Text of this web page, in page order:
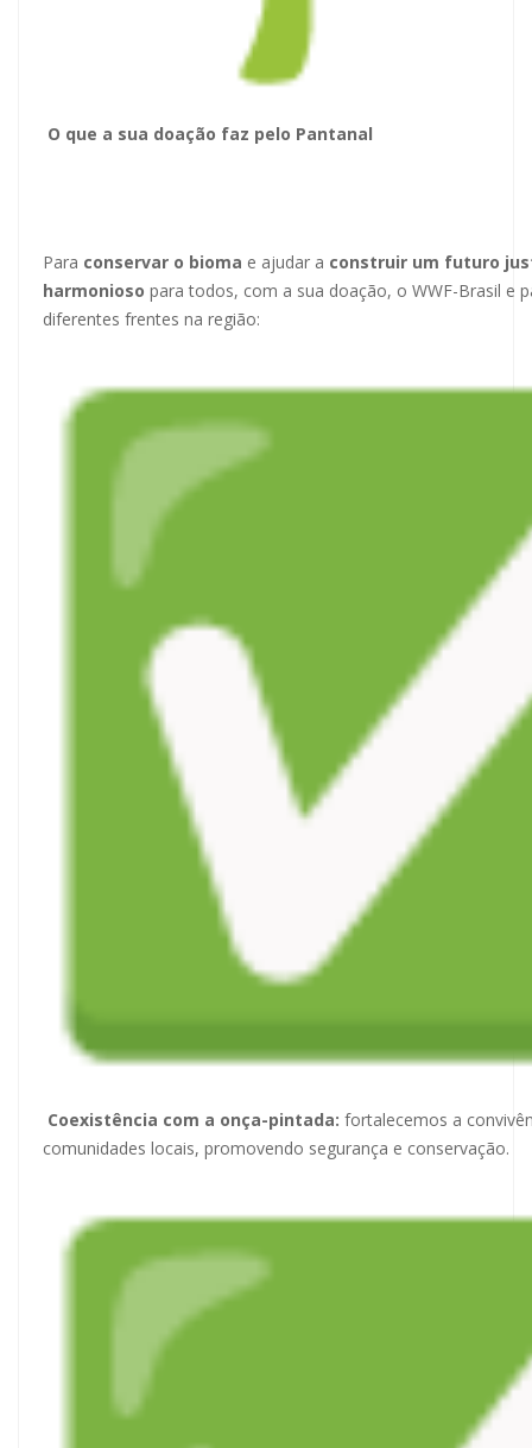
O que a sua doação faz pelo Pantanal
Para conservar o bioma e ajudar a construir um futuro
harmonioso para todos, com a sua doação, o WWF-Brasil e
diferentes frentes na região:
Coexistência com a onça-pintada: fortalecemos a
comunidades locais, promovendo segurança e conservação.